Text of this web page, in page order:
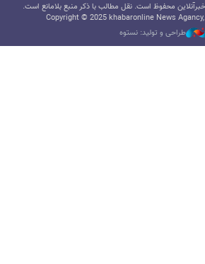
محفوظ است. نقل مطالب با ذکر منبع بلامانع است.
Copyright © 2025 khabaronline News
طراحی و تولید: نستوه